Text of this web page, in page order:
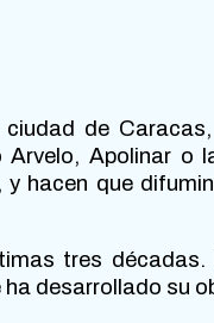
de
Arvelo, Apolinar o
hacen que
tres
desarrollado su